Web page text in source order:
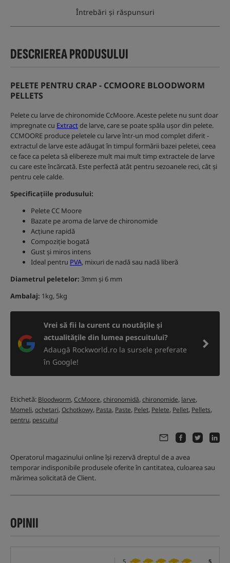
Întrebări și răspunsuri
DESCRIEREA PRODUSULUI
PELETE PENTRU CRAP - CCMOORE BLOODWORM
PELLETS
Pelete cu larve de chironomide CcMoore. Aceste pelete nu sunt doar
impregnate cu Extractde larve, care se poate spăla ușor din pelete.
CCMOORE produce peletele cu larve într-un mod complet diferit -
extractul de larve este adăugat în timpul formării bazei peletei, ceea
ce face ca peleta să elibereze mult mai mult timp extractele de larve
cu care este încărcată. Este perfectă atât pentru sezoanele reci, cât și
pentru cele calde.
Specificațiile produsului:
Pelete CC Moore
Bazate pe aroma de larve de chironomide
Acțiune rapidă
Compoziție bogată
Gust și miros intens
Ideal pentru PVA, mixuri de nadă sau nadă liberă
Diametrul peletelor: 3mm și 6 mm
Ambalaj: 1kg, 5kg
Vrei să fii la curent cu noutățile și
actualitățile din lumea pescuitului?
Adaugă Rockworld.ro la sursele preferate
în Google!
Etichetă: Bloodworm,CcMoore,chironomidă,chironomide, larve,
Momeli,ochetari,Ochotkowy, Pasta, Paste, Pelet, Pelete, Pellet, Pellets,
pentru, pescuitul
Operatorul magazinului online își rezervă dreptul de a avea
temporar indisponibile produsele oferite în cantitatea, culoarea sau
mărimea solicitată de Client.
OPINII
5 5